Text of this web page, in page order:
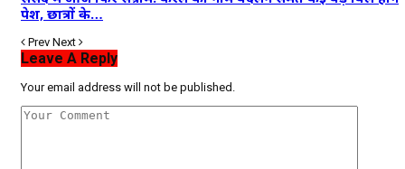
पेश, छात्रों के…
Prev Next
Leave A Reply
Your email address will not be published.